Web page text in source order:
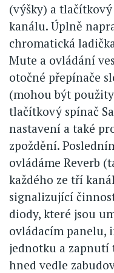
(výšky) a
kanálu. Úplně
chromatická
Mute a ovládání
otočné přepínače
(mohou být
tlačítkový spínač
nastavení a také
zpoždění.
ovládáme Reverb
každého ze tří
signalizující
diody, které jsou
ovládacím panelu,
jednotku a zapnutí
hned vedle